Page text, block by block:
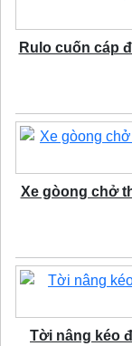
Rulo cuốn cáp
Xe gòong chở
Tời nâng kéo